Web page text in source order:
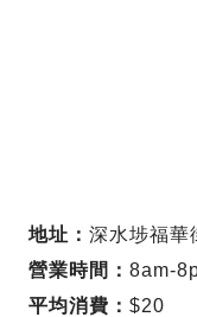
地址： 深水埗福華
營業時間： 8am-
平均消費： $20